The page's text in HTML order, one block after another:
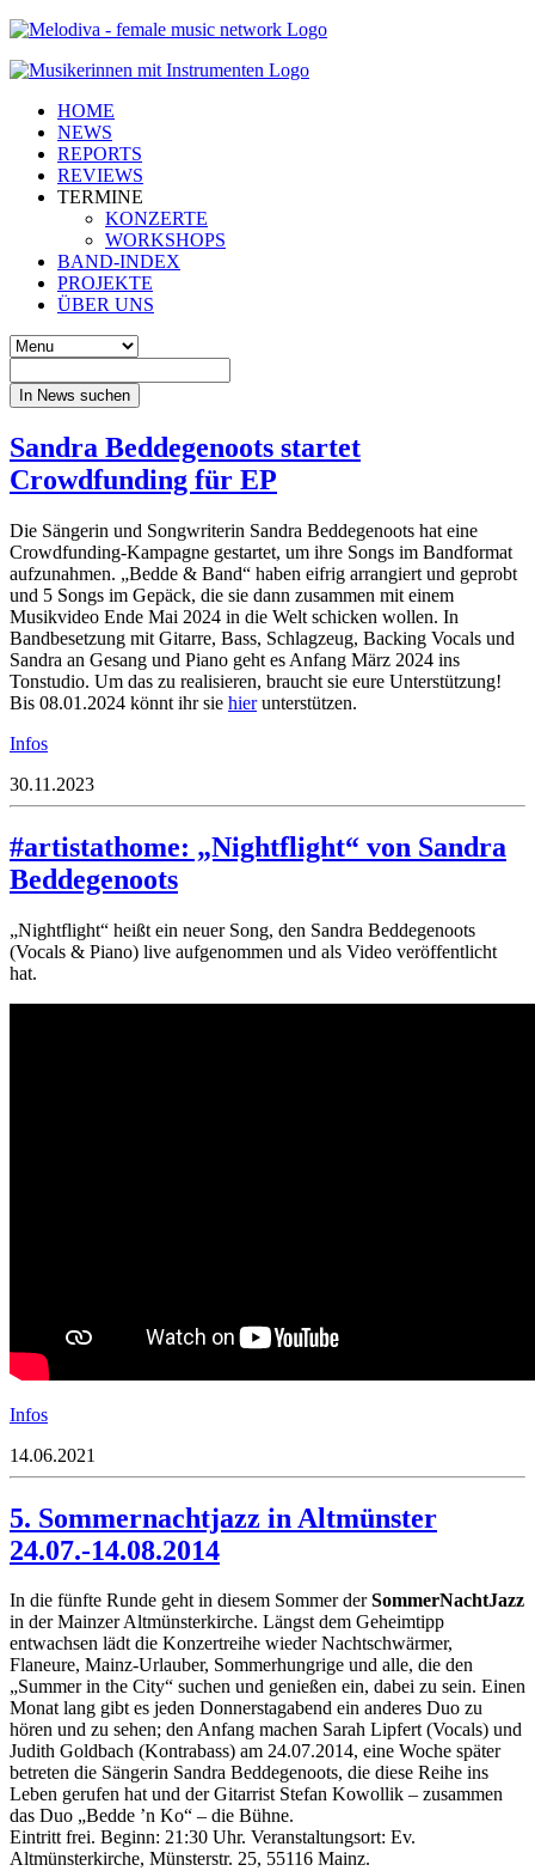
HOME
NEWS
REPORTS
REVIEWS
TERMINE
KONZERTE
WORKSHOPS
BAND-INDEX
PROJEKTE
ÜBER UNS
In News suchen
Sandra Beddegenoots startet
Crowdfunding für EP
Die Sängerin und Songwriterin Sandra Beddegenoots hat eine
Crowdfunding-Kampagne gestartet, um ihre Songs im Bandformat
aufzunahmen. „Bedde & Band“ haben eifrig arrangiert und geprobt
und 5 Songs im Gepäck, die sie dann zusammen mit einem
Musikvideo Ende Mai 2024 in die Welt schicken wollen. In
Bandbesetzung mit Gitarre, Bass, Schlagzeug, Backing Vocals und
Sandra an Gesang und Piano geht es Anfang März 2024 ins
Tonstudio. Um das zu realisieren, braucht sie eure Unterstützung!
Bis 08.01.2024 könnt ihr sie hierunterstützen.
Infos
30.11.2023
#artistathome: „Nightflight“ von Sandra
Beddegenoots
„Nightflight“ heißt ein neuer Song, den Sandra Beddegenoots
(Vocals & Piano) live aufgenommen und als Video veröffentlicht
hat.
Infos
14.06.2021
5. Sommernachtjazz in Altmünster
24.07.-14.08.2014
In die fünfte Runde geht in diesem Sommer derSommerNachtJazz
in der Mainzer Altmünsterkirche. Längst dem Geheimtipp
entwachsen lädt die Konzertreihe wieder Nachtschwärmer,
Flaneure, Mainz-Urlauber, Sommerhungrige und alle, die den
„Summer in the City“ suchen und genießen ein, dabei zu sein. Einen
Monat lang gibt es jeden Donnerstagabend ein anderes Duo zu
hören und zu sehen; den Anfang machen Sarah Lipfert (Vocals) und
Judith Goldbach (Kontrabass) am 24.07.2014, eine Woche später
betreten die Sängerin Sandra Beddegenoots, die diese Reihe ins
Leben gerufen hat und der Gitarrist Stefan Kowollik – zusammen
das Duo „Bedde ’n Ko“ – die Bühne.
Eintritt frei. Beginn: 21:30 Uhr. Veranstaltungsort: Ev.
Altmünsterkirche, Münsterstr. 25, 55116 Mainz.